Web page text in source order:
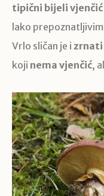
tipični bijeli
lako
Vrlo sličan je i zrnati
koji nema vjenčić,